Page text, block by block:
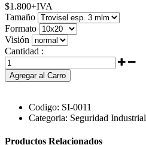
$1.800+IVA
Tamaño
Formato
Visión
Cantidad :
Agregar al Carro
Codigo: SI-0011
Categoria: Seguridad Industrial
Productos Relacionados